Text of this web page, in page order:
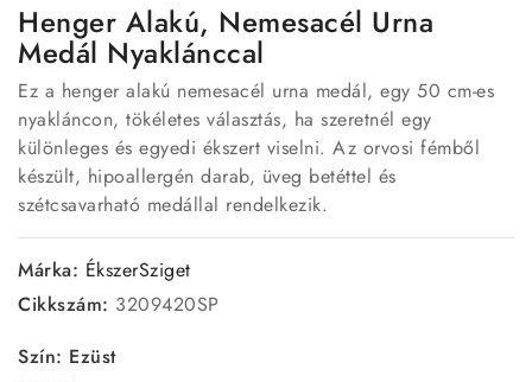
Henger Alakú, Nemesacél Urna
Medál Nyaklánccal
Ez a henger alakú nemesacél urna medál, egy 50 cm-es
nyakláncon, tökéletes választás, ha szeretnél egy
különleges és egyedi ékszert viselni. Az orvosi fémből
készült, hipoallergén darab, üveg betéttel és
szétcsavarható medállal rendelkezik.
Márka: ÉkszerSziget
Cikkszám: 3209420SP
Szín: Ezüst